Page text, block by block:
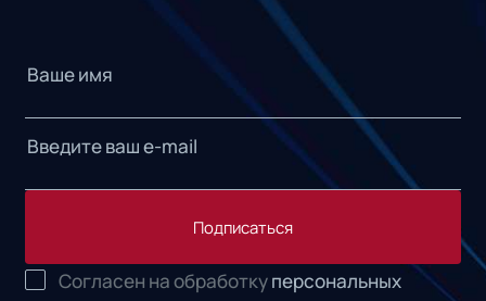
Подписаться
Согласен на обработкуперсональных